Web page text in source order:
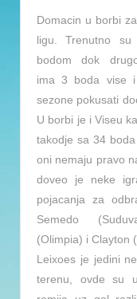
Domacin u borbi
ligu. Trenutno
bodom dok
ima 3 boda vise
sezone pokusati
U borbi je i Viseu
takodje sa 34
oni nemaju pravo
doveo je neke
pojacanja za
Semedo
(Olimpia) i Clayton
Leixoes je jedini
terenu, ovde su